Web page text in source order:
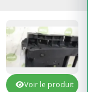
Voir le produit